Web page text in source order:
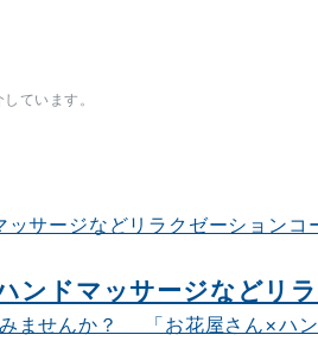
ています。
ンドマッサージなどリ
ませんか？ 「お花屋さん×ハ